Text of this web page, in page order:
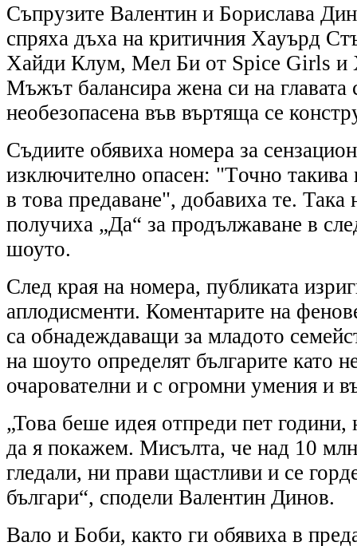
Съпрузите Валентин и Борислава
спряха дъха на критичния Хауърд
Хайди Клум, Мел Би от Spice Girls и
Мъжът балансира жена си на главата
необезопасена във въртяща се
Съдиите oбявиха номера за
изключително опасен: "Tочно такива
в това предаване", добавиха те. Така
получиха „Да“ за продължаване в
шоуто.
След края на номера, публиката
аплодисменти. Коментарите на
са обнадеждаващи за младото
на шоуто определят българите като
очарователни и с огромни умения и
„Това беше идея отпреди пет години,
да я покажем. Мисълта, че над 10
гледали, ни прави щастливи и се
българи“, сподели Валентин Динов.
Вало и Боби, както ги обявиха в